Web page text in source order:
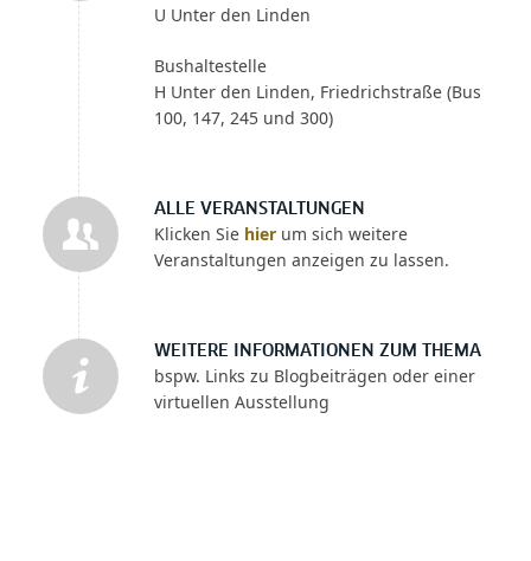
U Unter den Linden
Bushaltestelle
H Unter den Linden, Friedrichstraße (Bus
100, 147, 245 und 300)
ALLE VERANSTALTUNGEN
Klicken Sie hierum sich weitere
Veranstaltungen anzeigen zu lassen.
WEITERE INFORMATIONEN ZUM THEMA
bspw. Links zu Blogbeiträgen oder einer
virtuellen Ausstellung